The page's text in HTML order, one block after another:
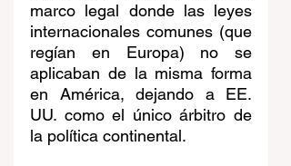
marco legal donde las leyes
internacionales comunes (que
regían en Europa) no se
aplicaban de la misma forma
en América, dejando a EE.
UU. como el único árbitro de
la política continental.